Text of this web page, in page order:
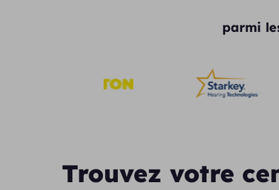
parmi
Trouvez votre